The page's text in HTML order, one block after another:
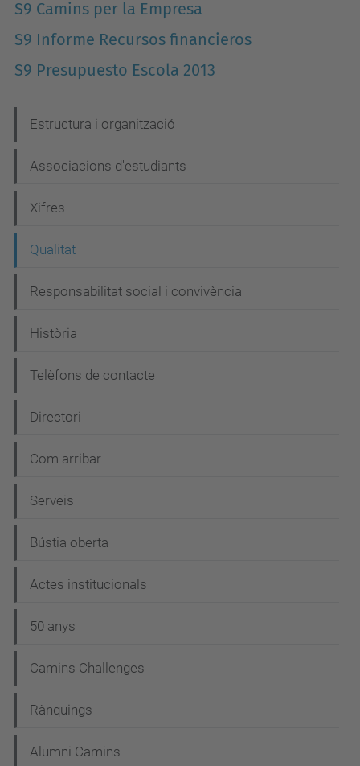
S9 Camins per la Empresa
S9 Informe Recursos financieros
S9 Presupuesto Escola 2013
a
v
g
a
i
ó
Estructura i organització
Associacions d'estudiants
Xifres
Qualitat
Responsabilitat social i convivència
Història
Telèfons de contacte
Directori
Com arribar
Serveis
Bústia oberta
Actes institucionals
50 anys
Camins Challenges
Rànquings
Alumni Camins